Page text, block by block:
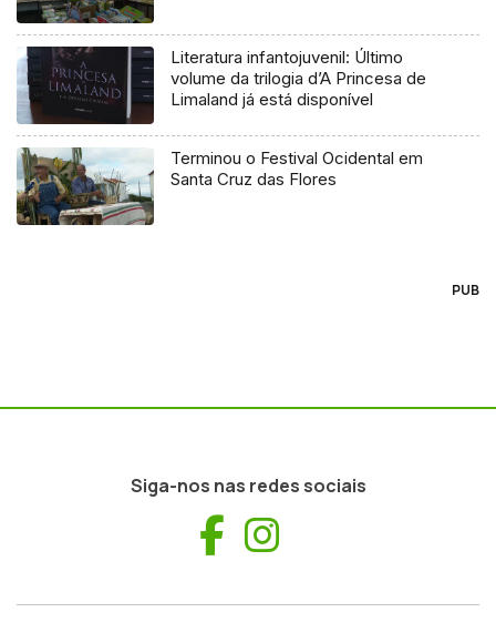
Literatura infantojuvenil: Último
volume da trilogia d’A Princesa de
Limaland já está disponível
Terminou o Festival Ocidental em
Santa Cruz das Flores
PUB
Siga-nos nas redes sociais
Facebook